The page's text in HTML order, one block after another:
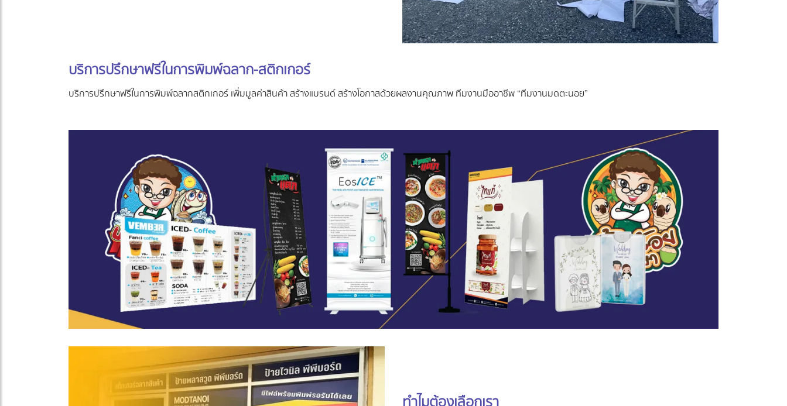
บริการปรึกษาฟรีในการพิมพ์ฉลาก-สติกเกอร์
บริการปรึกษาฟรีในการพิมพ์ฉลากสติกเกอร์ เพิ่มมูลค่าสินค้า สร้างแบรนด์ สร้างโอกาสด้วยผลงานคุณภาพ ทีมงานมืออาชีพ “ทีมงานมดตะนอย”